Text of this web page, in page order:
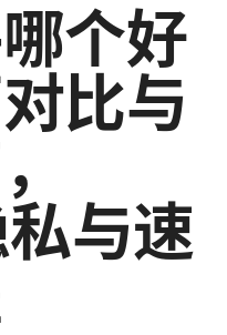
个好
比与
与速